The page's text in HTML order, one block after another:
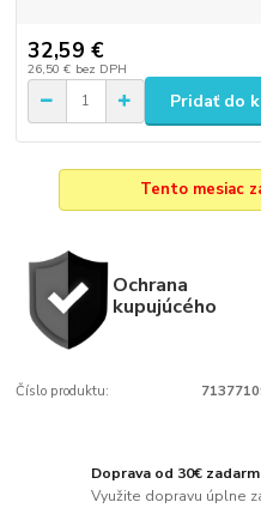
32,59 €
26,50 € bez DPH
Pridať do
Tento mesiac
Ochrana
kupujúcého
Číslo produktu:
Doprava od 30€
Využite dopravu úplne